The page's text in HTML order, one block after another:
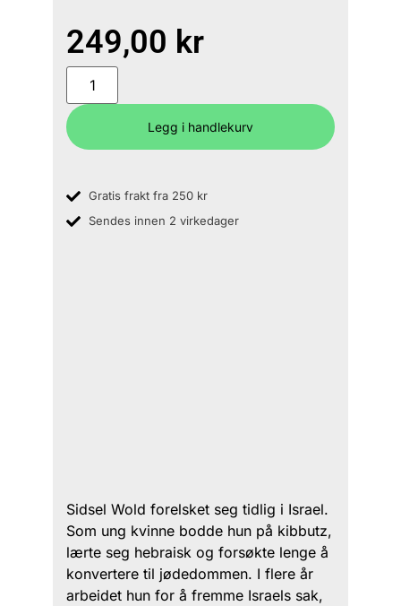
249,00 kr
Legg i handlekurv
Gratis frakt fra 250 kr
Sendes innen 2 virkedager
Sidsel Wold forelsket seg tidlig i Israel.
Som ung kvinne bodde hun på kibbutz,
lærte seg hebraisk og forsøkte lenge å
konvertere til jødedommen. I flere år
arbeidet hun for å fremme Israels sak,